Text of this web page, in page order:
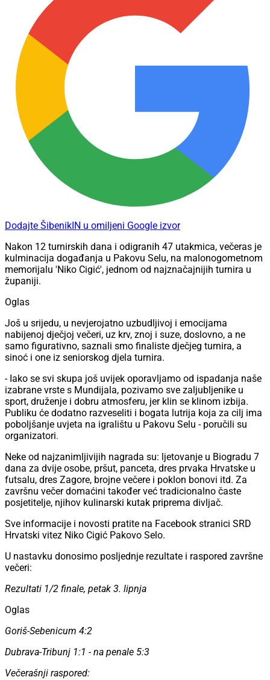
Dodajte ŠibenikIN u omiljeni Google izvor
Nakon 12 turnirskih dana i odigranih 47 utakmica, večeras je
kulminacija događanja u Pakovu Selu, na malonogometnom
memorijalu 'Niko Cigić', jednom od najznačajnijih turnira u
županiji.
Oglas
Još u srijedu, u nevjerojatno uzbudljivoj i emocijama
nabijenoj dječjoj večeri, uz krv, znoj i suze, doslovno, a ne
samo figurativno, saznali smo finaliste dječjeg turnira, a
sinoć i one iz seniorskog djela turnira.
- Iako se svi skupa još uvijek oporavljamo od ispadanja naše
izabrane vrste s Mundijala, pozivamo sve zaljubljenike u
sport, druženje i dobru atmosferu, jer klin se klinom izbija.
Publiku će dodatno razveseliti i bogata lutrija koja za cilj ima
poboljšanje uvjeta na igralištu u Pakovu Selu - poručili su
organizatori.
Neke od najzanimljivijih nagrada su: ljetovanje u Biogradu 7
dana za dvije osobe, pršut, panceta, dres prvaka Hrvatske u
futsalu, dres Zagore, brojne večere i poklon bonovi itd. Za
završnu večer domaćini također već tradicionalno časte
posjetitelje, njihov kulinarski kutak priprema divljač.
Sve informacije i novosti pratite na Facebook stranici SRD
Hrvatski vitez Niko Cigić Pakovo Selo.
U nastavku donosimo posljednje rezultate i raspored završne
večeri:
Rezultati 1/2 finale, petak 3. lipnja
Oglas
Goriš-Sebenicum 4:2
Dubrava-Tribunj 1:1 - na penale 5:3
Večerašnji raspored: